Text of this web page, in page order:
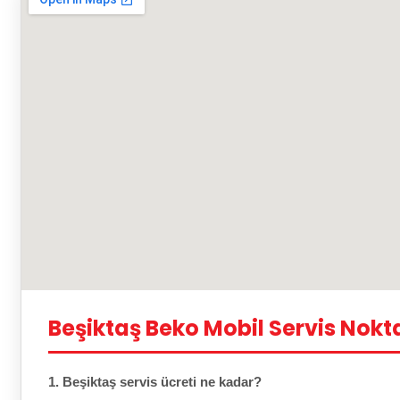
Beşiktaş Beko Mobil Servis
1. Beşiktaş servis ücreti ne kadar?